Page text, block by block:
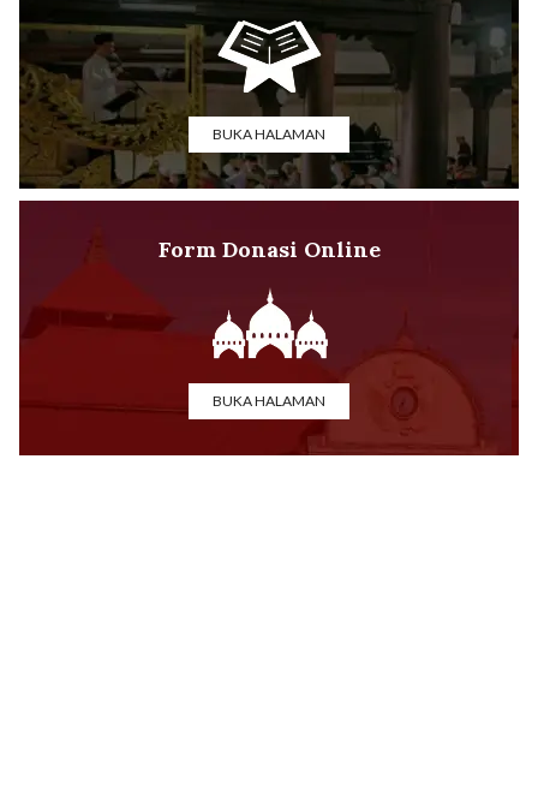
BUKA HALAMAN
Form Donasi Online
BUKA HALAMAN